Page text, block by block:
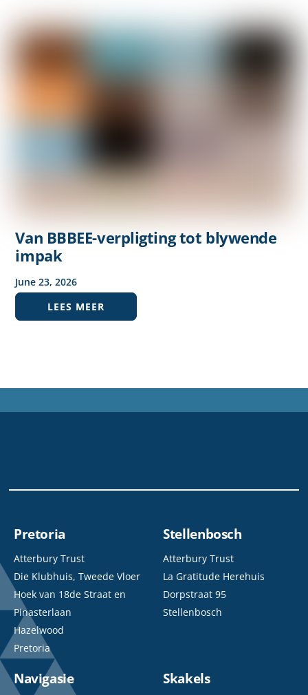
Van BBBEE-verpligting tot blywende
impak
June 23,2026
LEES MEER
Pretoria
Atterbury Trust
Die Klubhuis, Tweede Vloer
Hoek van 18de Straat en
Pinasterlaan
Hazelwood
Pretoria
Stellenbosch
Atterbury Trust
La Gratitude Herehuis
Dorpstraat 95
Stellenbosch
Navigasie Skakels